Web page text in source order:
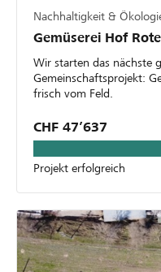
Nachhaltigkeit &
Gemüserei Hof
Wir starten das nächste
Gemeinschaftsprojekt:
frisch vom Feld.
CHF 47’637
Projekt erfolgreich